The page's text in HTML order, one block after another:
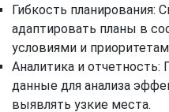
Гибкость
адаптировать планы в
условиями и
Аналитика и
данные для анализа
выявлять узкие места.